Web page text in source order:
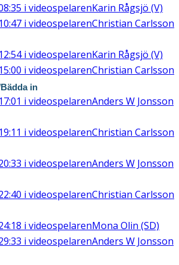
i videospelarenKarin Rågsjö (V)
10:47 i videospelarenChristian Carlsson
12:54i videospelarenKarin Rågsjö (V)
15:00 i videospelarenChristian Carlsson
17:01 i videospelarenAnders W Jonsson
19:11 i videospelarenChristian Carlsson
i videospelarenAnders W Jonsson
i videospelarenChristian Carlsson
i videospelarenMona Olin (SD)
i videospelarenAnders W Jonsson
in